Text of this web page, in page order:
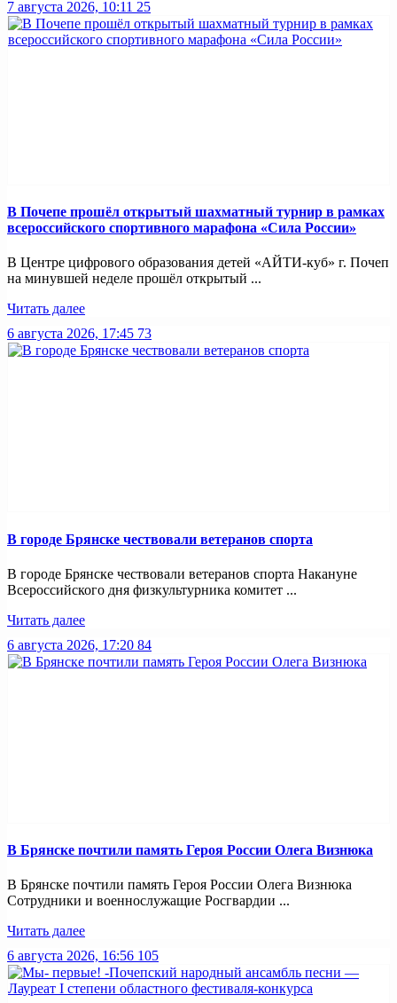
7 августа 2026, 10:11 25
В Почепе прошёл открытый шахматный турнир в рамках
всероссийского спортивного марафона «Сила России»
В Центре цифрового образования детей «АЙТИ-куб» г. Почеп
на минувшей неделе прошёл открытый ...
Читать далее
6 августа 2026, 17:45 73
В городе Брянске чествовали ветеранов спорта
В городе Брянске чествовали ветеранов спорта Накануне
Всероссийского дня физкультурника комитет ...
Читать далее
6 августа 2026, 17:20 84
В Брянске почтили память Героя России Олега Визнюка
В Брянске почтили память Героя России Олега Визнюка
Сотрудники и военнослужащие Росгвардии ...
Читать далее
6 августа 2026, 16:56 105